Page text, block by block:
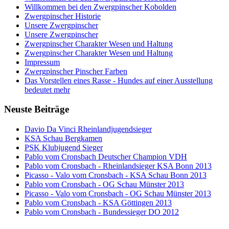
Willkommen bei den Zwergpinscher Kobolden
Zwergpinscher Historie
Unsere Zwergpinscher
Unsere Zwergpinscher
Zwergpinscher Charakter Wesen und Haltung
Zwergpinscher Charakter Wesen und Haltung
Impressum
Zwergpinscher Pinscher Farben
Das Vorstellen eines Rasse - Hundes auf einer Ausstellung
bedeutet mehr
Neuste Beiträge
Davio Da Vinci Rheinlandjugendsieger
KSA Schau Bergkamen
PSK Klubjugend Sieger
Pablo vom Cronsbach Deutscher Champion VDH
Pablo vom Cronsbach - Rheinlandsieger KSA Bonn 2013
Picasso - Valo vom Cronsbach - KSA Schau Bonn 2013
Pablo vom Cronsbach - OG Schau Münster 2013
Picasso - Valo vom Cronsbach - OG Schau Münster 2013
Pablo vom Cronsbach - KSA Göttingen 2013
Pablo vom Cronsbach - Bundessieger DO 2012